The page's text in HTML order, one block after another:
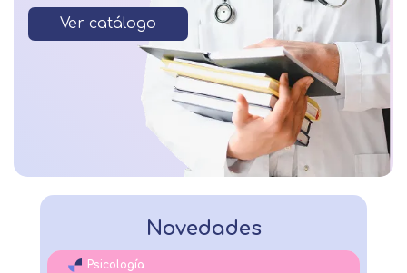
Ver catálogo
Novedades
Psicología